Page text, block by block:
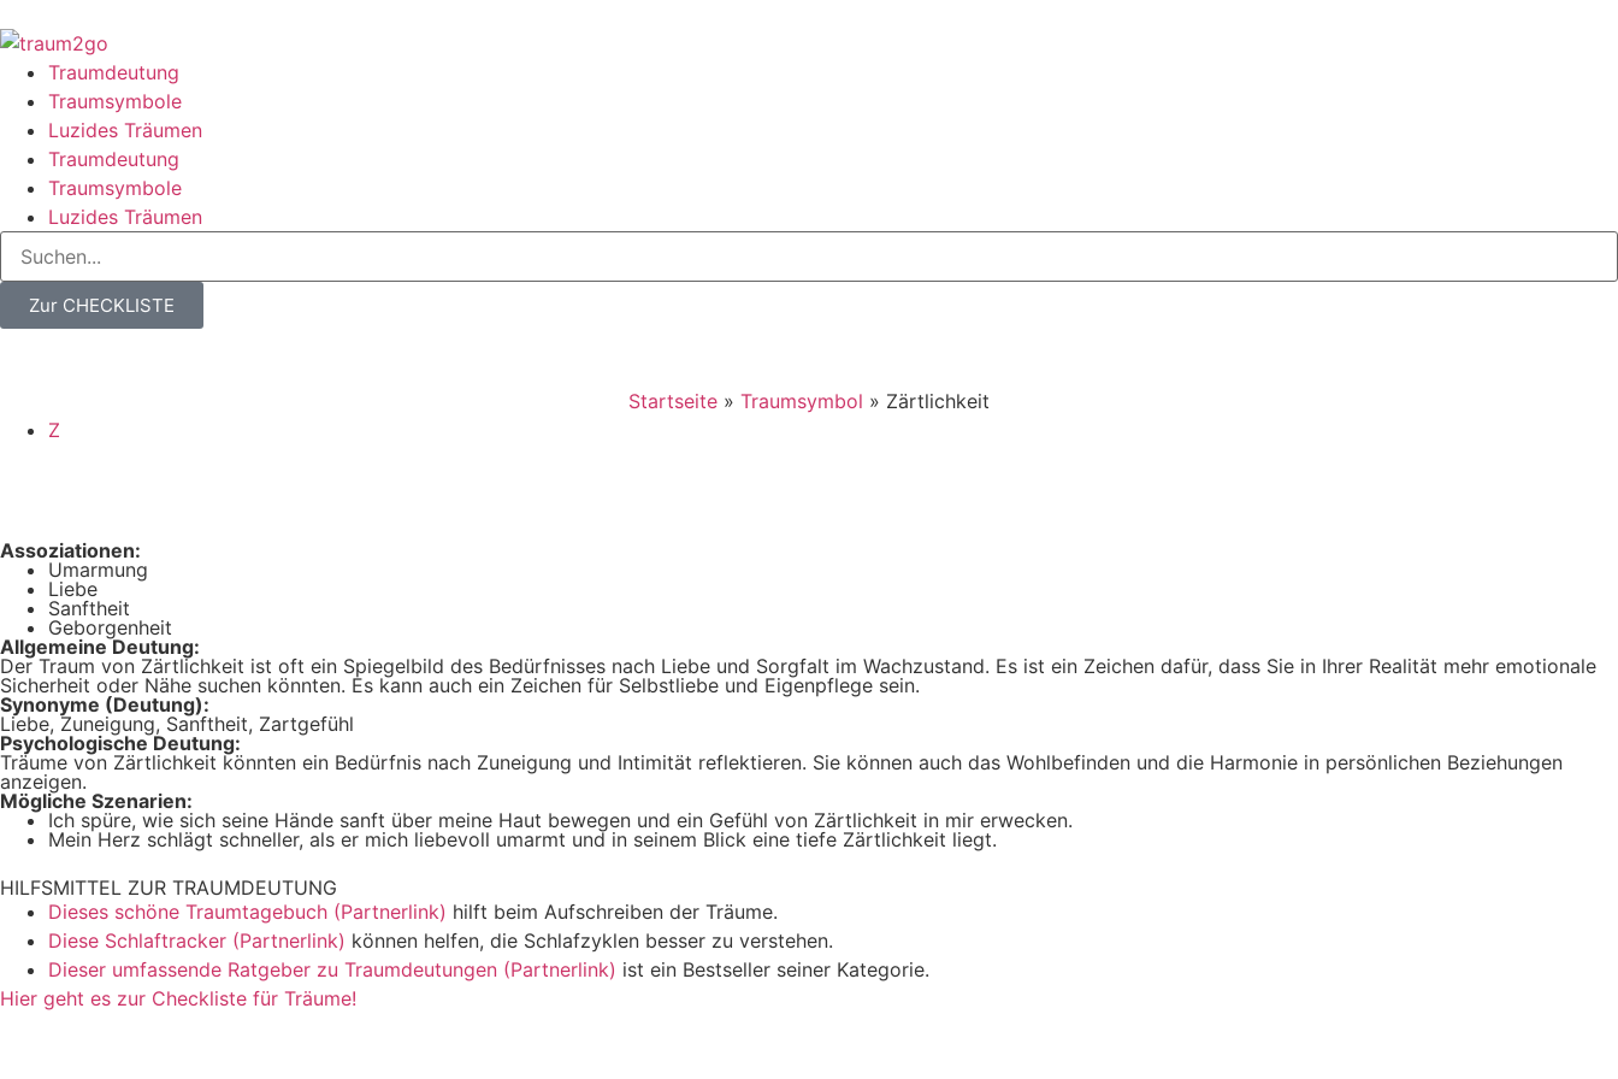
Traumdeutung
Traumsymbole
Luzides Träumen
Traumdeutung
Traumsymbole
Luzides Träumen
Zur CHECKLISTE
Startseite » Traumsymbol » Zärtlichkeit
Z
Assoziationen:
Umarmung
Liebe
Sanftheit
Geborgenheit
Allgemeine Deutung:
Der Traum von Zärtlichkeit ist oft ein Spiegelbild des Bedürfnisses nach Liebe und Sorgfalt im Wachzustand. Es ist ein Zeichen dafür, dass Sie in Ihrer Realität mehr emotionale
Sicherheit oder Nähe suchen könnten. Es kann auch ein Zeichen für Selbstliebe und Eigenpflege sein.
Synonyme (Deutung):
Liebe, Zuneigung, Sanftheit, Zartgefühl
Psychologische Deutung:
Träume von Zärtlichkeit könnten ein Bedürfnis nach Zuneigung und Intimität reflektieren. Sie können auch das Wohlbefinden und die Harmonie in persönlichen Beziehungen
anzeigen.
Mögliche Szenarien:
Ich spüre, wie sich seine Hände sanft über meine Haut bewegen und ein Gefühl von Zärtlichkeit in mir erwecken.
Mein Herz schlägt schneller, als er mich liebevoll umarmt und in seinem Blick eine tiefe Zärtlichkeit liegt.
HILFSMITTEL ZUR TRAUMDEUTUNG
Dieses schöne Traumtagebuch (Partnerlink) hilft beim Aufschreiben der Träume.
Diese Schlaftracker (Partnerlink) können helfen, die Schlafzyklen besser zu verstehen.
Dieser umfassende Ratgeber zu Traumdeutungen (Partnerlink) ist ein Bestseller seiner Kategorie.
Hier geht es zur Checkliste für Träume!